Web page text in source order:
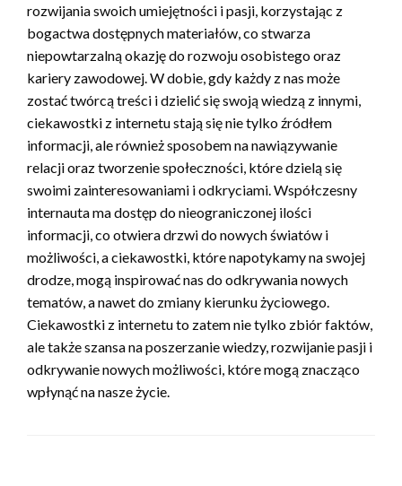
rozwijania swoich umiejętności i pasji, korzystając z
bogactwa dostępnych materiałów, co stwarza
niepowtarzalną okazję do rozwoju osobistego oraz
kariery zawodowej. W dobie, gdy każdy z nas może
zostać twórcą treści i dzielić się swoją wiedzą z innymi,
ciekawostki z internetu stają się nie tylko źródłem
informacji, ale również sposobem na nawiązywanie
relacji oraz tworzenie społeczności, które dzielą się
swoimi zainteresowaniami i odkryciami. Współczesny
internauta ma dostęp do nieograniczonej ilości
informacji, co otwiera drzwi do nowych światów i
możliwości, a ciekawostki, które napotykamy na swojej
drodze, mogą inspirować nas do odkrywania nowych
tematów, a nawet do zmiany kierunku życiowego.
Ciekawostki z internetu to zatem nie tylko zbiór faktów,
ale także szansa na poszerzanie wiedzy, rozwijanie pasji i
odkrywanie nowych możliwości, które mogą znacząco
wpłynąć na nasze życie.